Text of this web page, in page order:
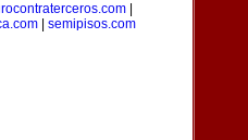
| semipisos.com